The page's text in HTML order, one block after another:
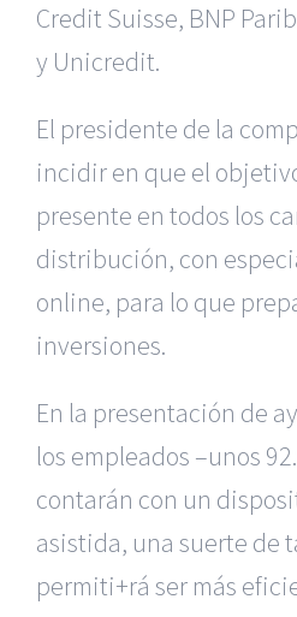
Credit Suisse, BNP
y Unicredit.
El presidente de la
incidir en que el
presente en todos los
distribución, con
online, para lo que
inversiones.
En la presentación de
los empleados –unos
contarán con un
asistida, una suerte de
permiti+rá ser más